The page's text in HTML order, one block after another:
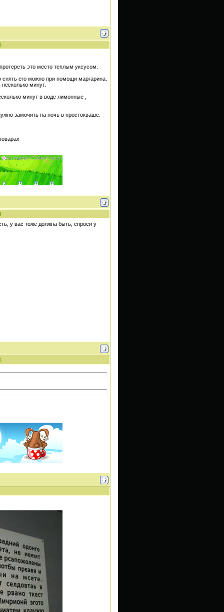
это место теплым уксусом.
его можно при помощи маргарина.
минут.
минут в воде лимонные ,
замочить на ночь в простокваше.
у вас тоже должна быть, спроси у